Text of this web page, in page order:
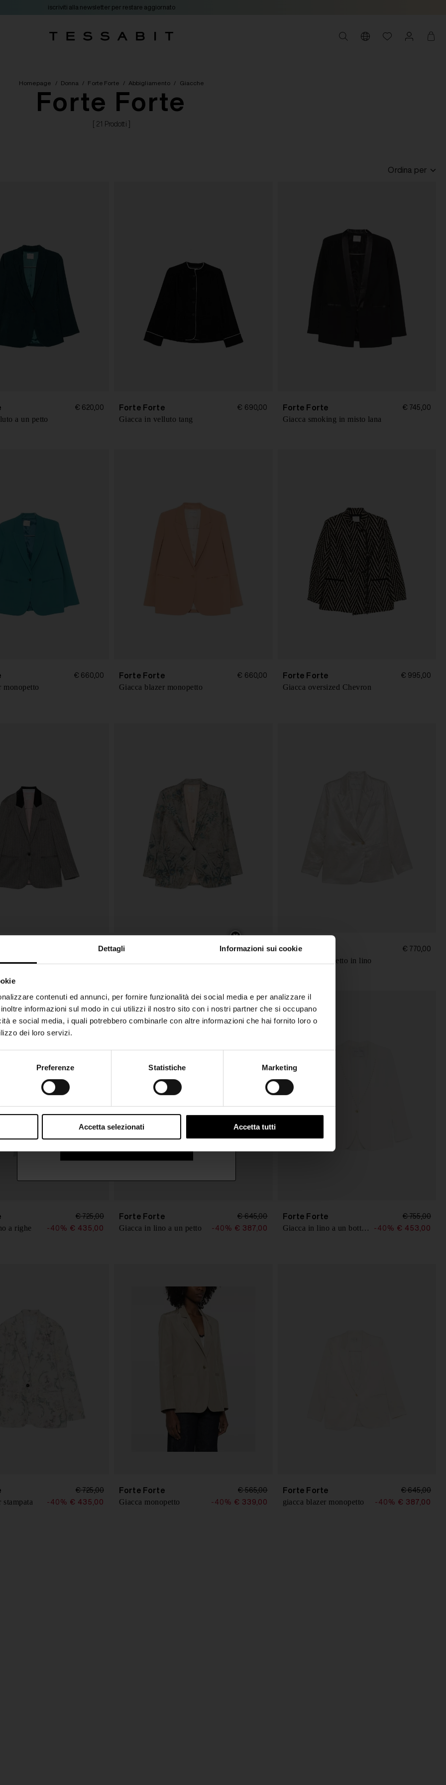
Dettagli Informazioni sui cookie
contenuti ed annunci, per fornire funzionalità dei social media e per analizzare il
informazioni sul modo in cui utilizzi il nostro sito con i nostri partner che si occupano
e social media, i quali potrebbero combinarle con altre informazioni che hai fornito loro o
dei loro servizi.
Preferenze Statistiche Marketing
Accetta selezionati Accetta tutti
iscriviti alla newsletter per restare aggiornato
Homepage / Donna / Forte Forte / Abbigliamento / Giacche
Forte Forte
[ 21 Prodotti ]
Ordina per
€ 620,00
a un petto
Forte Forte € 690,00
Giacca in velluto tang
Forte Forte € 745,00
Giacca smoking in misto lana
€ 660,00
monopetto
Forte Forte € 660,00
Giacca blazer monopetto
Forte Forte € 995,00
Giacca oversized Chevron
€ 565,00
monopetto
Forte Forte € 695,00 Forte Forte € 770,00
Giacca doppiopetto in lino
€ 725,00
a righe -40% € 435,00
Forte Forte € 645,00
Giacca in lino a un petto -40% € 387,00
Forte Forte € 755,00
Giacca in lino a un bottone -40% € 453,00
€ 725,00
stampata -40% € 435,00
Forte Forte € 565,00
Giacca monopetto -40% € 339,00
Forte Forte € 645,00
giacca blazer monopetto -40% € 387,00
SHIPPING TO UNITED STATES?
The shipping costs and items price are based on
destination country
Join the Club